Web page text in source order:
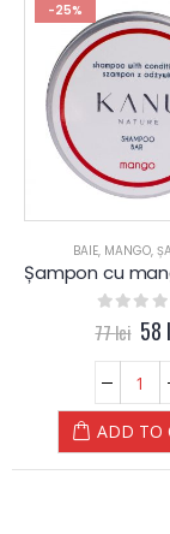
-25%
BAIE, MANGO,
out of 5
77lei 58
ADD TO